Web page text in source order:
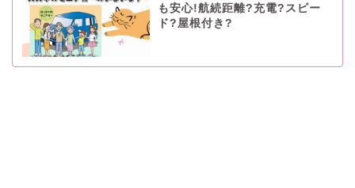
も安心!航続距離?充電?スピー
ド?屋根付き?